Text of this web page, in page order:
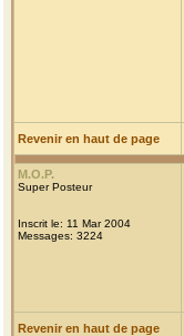
Revenir en haut de page
M.O.P.
Super Posteur
Inscrit le: 11 Mar 2004
Messages: 3224
Revenir en haut de page